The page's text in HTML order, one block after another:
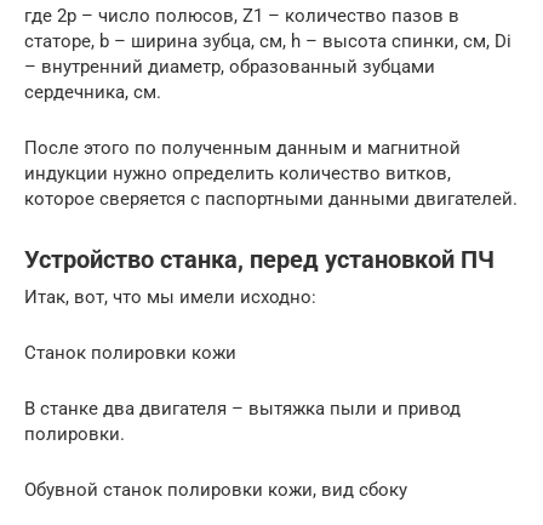
где 2p – число полюсов, Z1 – количество пазов в
статоре, b – ширина зубца, см, h – высота спинки, см, Di
– внутренний диаметр, образованный зубцами
сердечника, см.
После этого по полученным данным и магнитной
индукции нужно определить количество витков,
которое сверяется с паспортными данными двигателей.
Устройство станка, перед установкой ПЧ
Итак, вот, что мы имели исходно:
Станок полировки кожи
В станке два двигателя – вытяжка пыли и привод
полировки.
Обувной станок полировки кожи, вид сбоку